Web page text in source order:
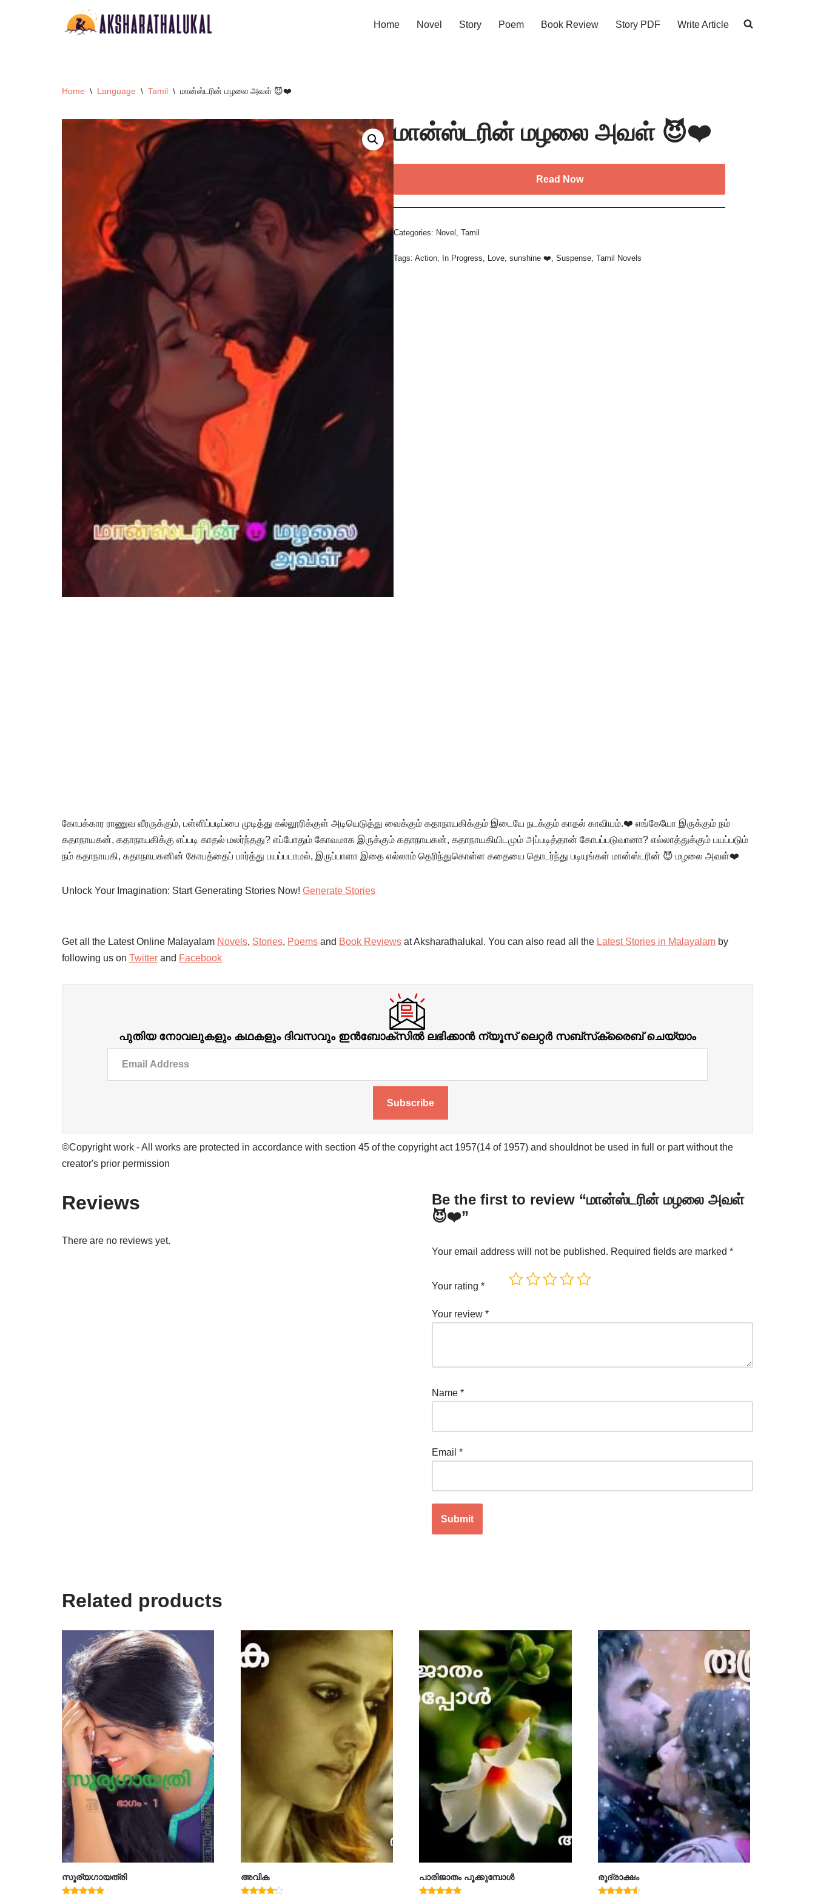
Home Novel Story Poem Book Review Story PDF Write Article
Home \ Language \ Tamil \ மான்ஸ்டரின் மழலை அவள் 😈❤️
மான்ஸ்டரின் மழலை அவள் 😈❤️
Read Now
Categories: Novel ,Tamil
Tags:Action, In Progress, Love,sunshine ❤️,Suspense,Tamil Novels
​கோபக்கார ராணுவ வீரருக்கும், பள்ளிப்படிப்பை முடித்து கல்லூரிக்குள் அடியெடுத்து வைக்கும் கதாநாயகிக்கும் இடையே நடக்கும் காதல் காவியம்.❤️ ​எங்கேயோ இருக்கும் நம்
கதாநாயகன், கதாநாயகிக்கு எப்படி காதல் மலர்ந்தது? ​எப்போதும் கோவமாக இருக்கும் கதாநாயகன், கதாநாயகியிடமும் அப்படித்தான் கோபப்படுவானா? ​எல்லாத்துக்கும் பயப்படும்
நம் கதாநாயகி, கதாநாயகனின் கோபத்தைப் பார்த்து பயப்படாமல், இருப்பாளா இதை எல்லாம் தெரிந்துகொள்ள கதையை தொடர்ந்து படியுங்கள் மான்ஸ்டரின் 😈 மழலை அவள்❤️
Unlock Your Imagination: Start Generating Stories Now! Generate Stories
Get all the Latest Online Malayalam Novels, Stories, Poems and Book Reviews at Aksharathalukal. You can also read all the Latest Stories in Malayalam by
following us on Twitter and Facebook
പുതിയ നോവലുകളും കഥകളും ദിവസവും ഇന്‍ബോക്‌സില്‍ ലഭിക്കാന്‍ ന്യൂസ് ലെറ്റർ സബ്‌സ്‌ക്രൈബ് ചെയ്യാം
Subscribe
©Copyright work - All works are protected in accordance with section 45 of the copyright act 1957(14 of 1957) and shouldnot be used in full or part without the
creator's prior permission
Reviews
There are no reviews yet.
Be the first to review “மான்ஸ்டரின் மழலை அவள்
😈❤️”
Your email address will not be published. Required fields are marked *
Your rating *
Your review *
Name *
Email *
Related products
സൂര്യഗായത്രി അവിക പാരിജാതം പൂക്കുമ്പോൾ രുദ്രാക്ഷം